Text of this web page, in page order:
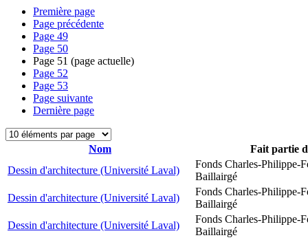
Première page
Page précédente
Page 49
Page 50
Page 51 (page actuelle)
Page 52
Page 53
Page suivante
Dernière page
Nom
Fait partie
Dessin d'architecture (Université Laval)
Fonds Charles-Philippe-
Baillairgé
Dessin d'architecture (Université Laval)
Fonds Charles-Philippe-
Baillairgé
Dessin d'architecture (Université Laval)
Fonds Charles-Philippe-
Baillairgé